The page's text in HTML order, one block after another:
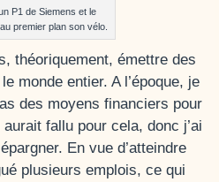
P1 de Siemens et le
premier plan son vélo.
théoriquement, émettre des
monde entier. A l’époque, je
des moyens financiers pour
fallu pour cela, donc j’ai
En vue d’atteindre
plusieurs emplois, ce qui